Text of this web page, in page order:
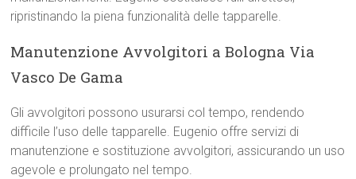
ripristinando la piena funzionalità delle tapparelle.
Manutenzione Avvolgitori a Bologna Via
Vasco De Gama
Gli avvolgitori possono usurarsi col tempo, rendendo
difficile l’uso delle tapparelle. Eugenio offre servizi di
manutenzione e sostituzione avvolgitori, assicurando un uso
agevole e prolungato nel tempo.